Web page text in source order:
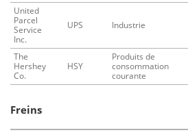
United
Parcel
Service
Inc.
UPS Industrie
The
Hershey
Co.
HSY
Produits de
consommation
courante
Freins